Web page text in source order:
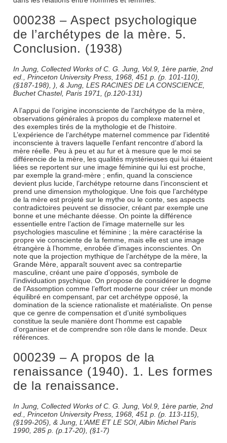
000238 – Aspect psychologique
de l’archétypes de la mère. 5.
Conclusion. (1938)
In Jung, Collected Works of C. G. Jung, Vol.9, 1ère partie, 2nd
ed., Princeton University Press, 1968, 451 p. (p. 101-110),
(§187-198), ), & Jung, LES RACINES DE LA CONSCIENCE,
Buchet Chastel, Paris 1971, (p.120-131)
A l’appui de l’origine inconsciente de l’archétype de la mère,
observations générales à propos du complexe maternel et
des exemples tirés de la mythologie et de l’histoire.
L’expérience de l’archétype maternel commence par l’identité
inconsciente à travers laquelle l’enfant rencontre d’abord la
mère réelle. Peu à peu et au fur et à mesure que le moi se
différencie de la mère, les qualités mystérieuses qui lui étaient
liées se reportent sur une image féminine qui lui est proche,
par exemple la grand-mère ; enfin, quand la conscience
devient plus lucide, l’archétype retourne dans l’inconscient et
prend une dimension mythologique. Une fois que l’archétype
de la mère est projeté sur le mythe ou le conte, ses aspects
contradictoires peuvent se dissocier, créant par exemple une
bonne et une méchante déesse. On pointe la différence
essentielle entre l’action de l’image maternelle sur les
psychologies masculine et féminine ; la mère caractérise la
propre vie consciente de la femme, mais elle est une image
étrangère à l’homme, enrobée d’images inconscientes. On
note que la projection mythique de l’archétype de la mère, la
Grande Mère, apparaît souvent avec sa contrepartie
masculine, créant une paire d’opposés, symbole de
l’individuation psychique. On propose de considérer le dogme
de l’Assomption comme l’effort moderne pour créer un monde
équilibré en compensant, par cet archétype opposé, la
domination de la science rationaliste et matérialiste. On pense
que ce genre de compensation et d’unité symboliques
constitue la seule manière dont l’homme est capable
d’organiser et de comprendre son rôle dans le monde. Deux
références.
000239 – A propos de la
renaissance (1940). 1. Les formes
de la renaissance.
In Jung, Collected Works of C. G. Jung, Vol.9, 1ère partie, 2nd
ed., Princeton University Press, 1968, 451 p. (p. 113-115),
(§199-205), & Jung, L’AME ET LE SOI, Albin Michel Paris
1990, 285 p. (p.17-20), (§1-7)